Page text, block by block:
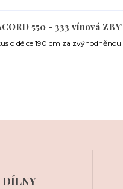
550 - 333 vínová
o délce 190 cm za zvýhodněnou
DÍLNY